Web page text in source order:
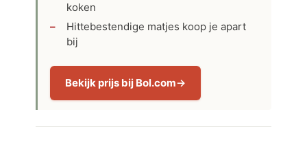
koken
Hittebestendige matjes koop je apart
bij
Bekijk prijs bij Bol.com